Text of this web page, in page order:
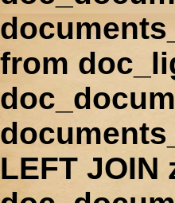
from
LEFT JOIN